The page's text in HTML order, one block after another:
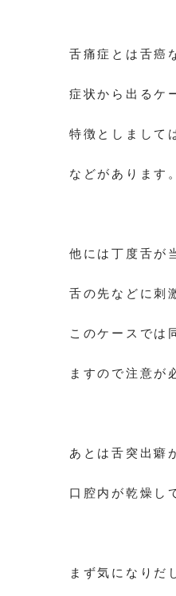
舌痛症とは舌癌
症状から出るケ
特徴としまして
などがあります。
他には丁度舌が
舌の先などに刺
このケースでは
ますので注意が
あとは舌突出癖
口腔内が乾燥し
まず気になりだ